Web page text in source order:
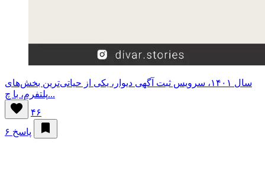
سال ۱۴۰۱، سرویس ثبت آگهی دیوار، یکی از حیاتی‌ترین بخش‌های
پلتفرم، با چ...
۴۶
۶ پاسخ